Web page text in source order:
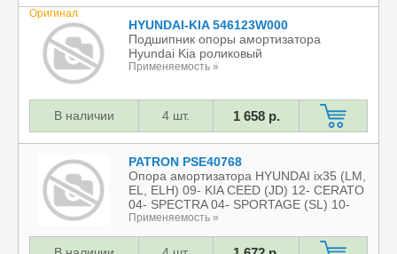
Оригинал
HYUNDAI-KIA 546123W000
Подшипник опоры амортизатора
Hyundai Kia роликовый
Применяемость »
В наличии 4 шт. 1 658 р.
PATRON PSE40768
Опора амортизатора HYUNDAI ix35 (LM,
EL, ELH) 09- KIA CEED (JD) 12- CERATO
04- SPECTRA 04- SPORTAGE (SL) 10-
Применяемость »